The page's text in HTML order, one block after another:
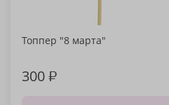
Топпер "8 марта"
300₽